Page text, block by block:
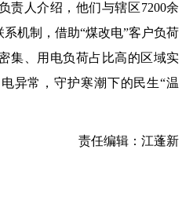
人介绍，他们与辖区7200余
系机制，借助“煤改电”客户负荷
集、用电负荷占比高的区域实
异常，守护寒潮下的民生“温
责任编辑：江蓬新